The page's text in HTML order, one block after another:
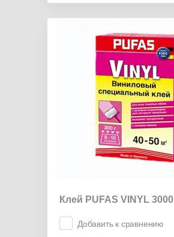
Клей PUFAS VINYL 3000
Добавить к сравнению